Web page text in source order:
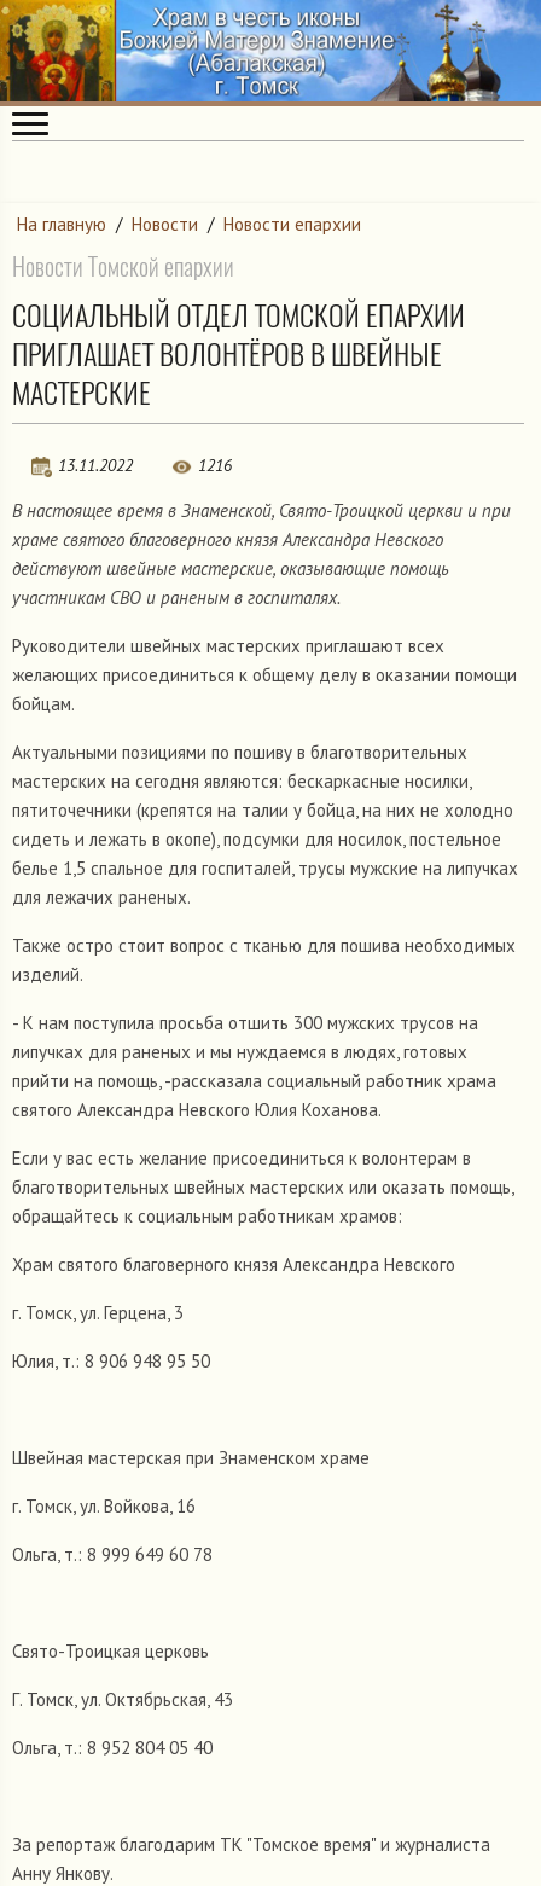
На главную / Новости / Новости епархии
Новости Томской епархии
СОЦИАЛЬНЫЙ ОТДЕЛ ТОМСКОЙ ЕПАРХИИ
ПРИГЛАШАЕТ ВОЛОНТЁРОВ В ШВЕЙНЫЕ
МАСТЕРСКИЕ
13.11.2022 1216
В настоящее время в Знаменской, Свято-Троицкой церкви и при
храме святого благоверного князя Александра Невского
действуют швейные мастерские, оказывающие помощь
участникам СВО и раненым в госпиталях.
Руководители швейных мастерских приглашают всех
желающих присоединиться к общему делу в оказании помощи
бойцам.
Актуальными позициями по пошиву в благотворительных
мастерских на сегодня являются: бескаркасные носилки,
пятиточечники (крепятся на талии у бойца, на них не холодно
сидеть и лежать в окопе), подсумки для носилок, постельное
белье 1,5 спальное для госпиталей, трусы мужские на липучках
для лежачих раненых.
Также остро стоит вопрос с тканью для пошива необходимых
изделий.
- К нам поступила просьба отшить 300 мужских трусов на
липучках для раненых и мы нуждаемся в людях, готовых
прийти на помощь, -рассказала социальный работник храма
святого Александра Невского Юлия Коханова.
Если у вас есть желание присоединиться к волонтерам в
благотворительных швейных мастерских или оказать помощь,
обращайтесь к социальным работникам храмов:
Храм святого благоверного князя Александра Невского
г. Томск, ул. Герцена, 3
Юлия, т.: 8 906 948 95 50
Швейная мастерская при Знаменском храме
г. Томск, ул. Войкова, 16
Ольга, т.: 8 999 649 60 78
Свято-Троицкая церковь
Г. Томск, ул. Октябрьская, 43
Ольга, т.: 8 952 804 05 40
За репортаж благодарим ТК "Томское время" и журналиста
Анну Янкову.